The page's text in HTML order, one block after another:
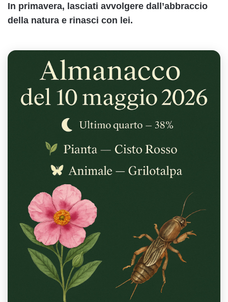
In primavera, lasciati avvolgere dall’abbraccio
della natura e rinasci con lei.